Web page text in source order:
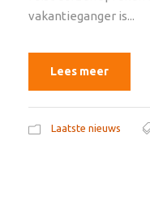
vakantieganger is...
Lees meer
Laatste nieuws